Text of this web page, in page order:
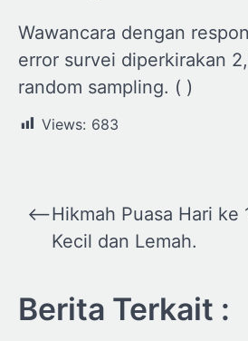
Wawancara dengan
error survei diperkirakan
random sampling. ( )
Views: 683
Navigasi
pos
⟵Hikmah Puasa Hari
Kecil dan Lemah.
Berita Terkait :